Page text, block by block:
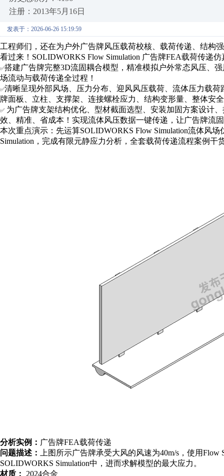
注册：2013年5月16日
发表于：2026-06-26 15:19:59
工程师们，还在为户外广告牌风压载荷校核、载荷传递、结构
看过来！ SOLIDWORKS Flow Simulation 广告牌FEA载荷传递仿
✅搭建广告牌完整3D流固耦合模型，精准模拟户外常态风压、
场流动与载荷传递全过程！
✅清晰呈现外部风场、压力分布、迎风风压载荷、流体压力载荷
牌面板、立柱、支撑架、连接螺栓应力、结构变形量、整体安
✅ 为广告牌支架结构优化、型材截面选型、安装加固方案设计
效、精准、省成本！实现流体风压数据一键传递，让广告牌流
本次重点演示：先运算SOLIDWORKS Flow Simulation流体风场
Simulation ，完成有限元静应力分析，全套载荷传递流程案例干
分析实例： 广告牌FEA载荷传递
问题描述：
上图所示广告牌承受大风的风速为40m/s ，使用Flow
SOLIDWORKS Simulation中，进而求解模型的最大应力。
材质： 2024合金